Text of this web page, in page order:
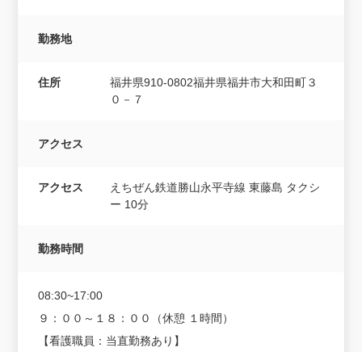
勤務地
住所
福井県910-0802福井県福井市大和田町３
０－７
アクセス
アクセス
えちぜん鉄道勝山永平寺線 東藤島 タクシ
ー 10分
勤務時間
08:30~17:00
９：００～１８：００（休憩 １時間）
【看護職員：当直勤務あり】